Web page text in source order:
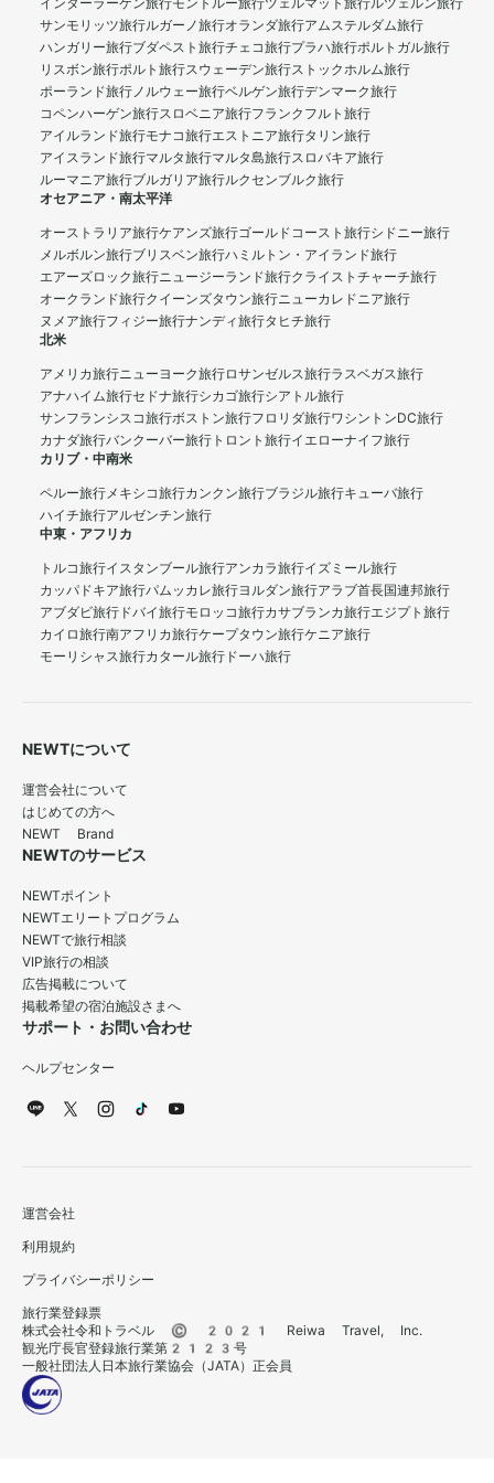
インターラーケン旅行モントルー旅行ツェルマット旅行ルツェルン旅行
サンモリッツ旅行ルガーノ旅行オランダ旅行アムステルダム旅行
ハンガリー旅行ブダペスト旅行チェコ旅行プラハ旅行ポルトガル旅行
リスボン旅行ポルト旅行スウェーデン旅行ストックホルム旅行
ポーランド旅行ノルウェー旅行ベルゲン旅行デンマーク旅行
コペンハーゲン旅行スロベニア旅行フランクフルト旅行
アイルランド旅行モナコ旅行エストニア旅行タリン旅行
アイスランド旅行マルタ旅行マルタ島旅行スロバキア旅行
ルーマニア旅行ブルガリア旅行ルクセンブルク旅行
オセアニア・南太平洋
オーストラリア旅行ケアンズ旅行ゴールドコースト旅行シドニー旅行
メルボルン旅行ブリスベン旅行ハミルトン・アイランド旅行
エアーズロック旅行ニュージーランド旅行クライストチャーチ旅行
オークランド旅行クイーンズタウン旅行ニューカレドニア旅行
ヌメア旅行フィジー旅行ナンディ旅行タヒチ旅行
北米
アメリカ旅行ニューヨーク旅行ロサンゼルス旅行ラスベガス旅行
アナハイム旅行セドナ旅行シカゴ旅行シアトル旅行
サンフランシスコ旅行ボストン旅行フロリダ旅行ワシントンDC旅行
カナダ旅行バンクーバー旅行 トロント旅行イエローナイフ旅行
カリブ・中南米
ペルー旅行メキシコ旅行カンクン旅行ブラジル旅行キューバ旅行
ハイチ旅行アルゼンチン旅行
中東・アフリカ
トルコ旅行イスタンブール旅行アンカラ旅行イズミール旅行
カッパドキア旅行パムッカレ旅行ヨルダン旅行アラブ首長国連邦旅行
アブダビ旅行 ドバイ旅行モロッコ旅行カサブランカ旅行エジプト旅行
カイロ旅行南アフリカ旅行ケープタウン旅行ケニア旅行
モーリシャス旅行カタール旅行 ドーハ旅行
NEWTについて
運営会社について
はじめての方へ
NEWT Brand
NEWTのサービス
NEWTポイント
NEWTエリートプログラム
NEWTで旅行相談
VIP旅行の相談
広告掲載について
掲載希望の宿泊施設さまへ
サポート・お問い合わせ
ヘルプセンター
運営会社
利用規約
プライバシーポリシー
旅行業登録票
株式会社令和トラベル © 2021 Reiwa Travel, Inc.
観光庁長官登録旅行業第2123号
一般社団法人日本旅行業協会（JATA）正会員